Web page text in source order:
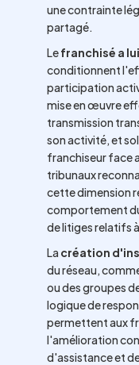
une contrainte
partagé.
Lefranchisé a
conditionnent
participation
mise en œuvre
transmission
son activité, et
franchiseur face
tribunaux
cette dimension
comportement
de litiges relatifs
La création
du réseau,
ou des groupes
logique de
permettent aux
l'amélioration
d'assistance et